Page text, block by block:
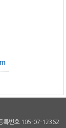
록번호 105-07-12362